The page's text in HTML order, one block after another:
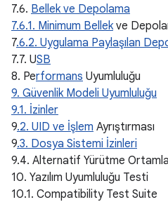
7.6. Bellek ve Depolama
7.6.1. Minimum Bellekve
7.6.2. Uygulama Paylaşılan
7.7. USB
8. Performans Uyumluluğu
9. Güvenlik Modeli Uyumluluğu
9.1. İzinler
9.2. UID ve İşlem Ayrıştırması
9.3. Dosya Sistemi İzinleri
9.4. Alternatif Yürütme
10. Yazılım Uyumluluğu Testi
10.1. Compatibility Test Suite